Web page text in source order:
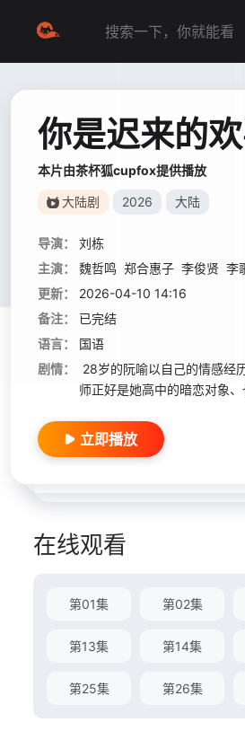
你是迟来的
本片由茶杯狐cupfox提供播放
大陆剧 2026 大陆
导演：
刘栋
主演：
魏哲鸣 郑合惠子 李俊贤 李
更新：
2026-04-10 14:16
备注：
已完结
语言：
国语
剧情：
28岁的阮喻以自己的情感经
师正好是她高中的暗恋对象
立即播放
在线观看
第01集 第02集
第13集 第14集
第25集 第26集